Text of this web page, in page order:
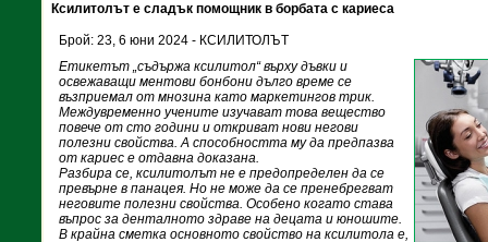
Ксилитолът е сладък помощник в борбата с кариеса
Брой: 23, 6 юни 2024 - КСИЛИТОЛЪТ
Етикетът „съдържа ксилитол“ върху дъвки и
освежаващи ментови бонбони дълго време се
възприемал от мнозина като маркетингов трик.
Междувременно учените изучават това вещество
повече от сто години и откриват нови негови
полезни свойства. А способността му да предпазва
от кариес е отдавна доказана.
Разбира се, ксилитолът не е предопределен да се
превърне в панацея. Но не може да се пренебрегват
неговите полезни свойства. Особено когато става
въпрос за денталното здраве на децата и юношите.
В крайна сметка основното свойство на ксилитола е,